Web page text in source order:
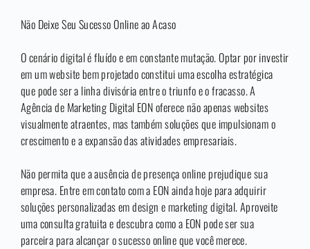
Não Deixe Seu Sucesso Online ao Acaso
O cenário digital é fluído e em constante mutação. Optar por investir
em um website bem projetado constitui uma escolha estratégica
que pode ser a linha divisória entre o triunfo e o fracasso. A
Agência de Marketing Digital EON oferece não apenas websites
visualmente atraentes, mas também soluções que impulsionam o
crescimento e a expansão das atividades empresariais.
Não permita que a ausência de presença online prejudique sua
empresa. Entre em contato com a EON ainda hoje para adquirir
soluções personalizadas em design e marketing digital. Aproveite
uma consulta gratuita e descubra como a EON pode ser sua
parceira para alcançar o sucesso online que você merece.